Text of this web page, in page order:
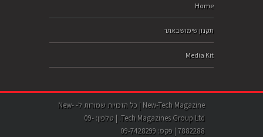
Home
תקנון שימוש באתר
Media Kit
New-Tech Magazine | כל הזכויות שמורות ל- New-
Tech Magazines Group Ltd. | טלפון: 09-
7882288 | פקס: 09-7428299